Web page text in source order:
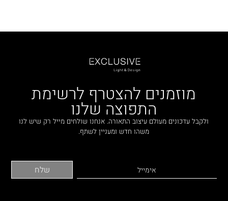
מוזמנים להצטרף לרשימת
התפוצה שלנו
ולקבל עדכונים מעולם עיצוב התאורה. אנחנו שולחים מייל רק שיש לנו
משהו חדש ומעניין לשתף.